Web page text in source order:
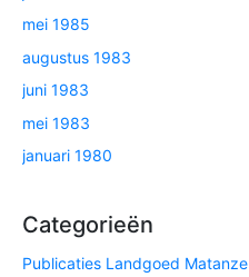
mei 1985
augustus 1983
juni 1983
mei 1983
januari 1980
Categorieën
Publicaties Landgoed Matanze